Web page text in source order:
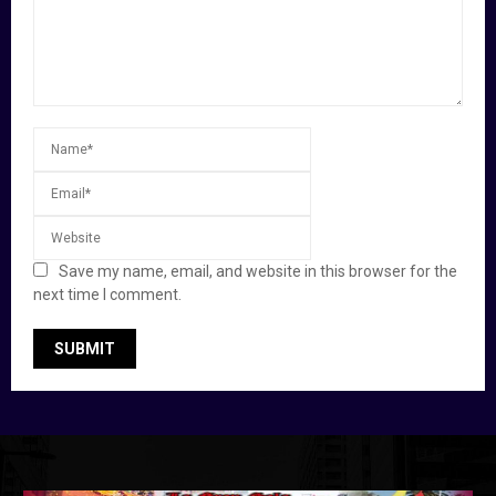
Save my name, email, and website in this browser for the
next time I comment.